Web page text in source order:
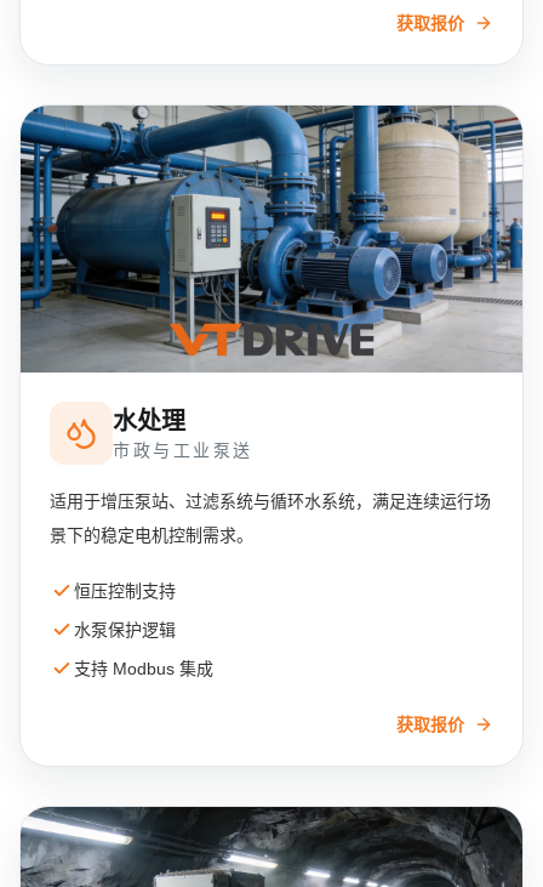
获取报价
水处理
市政与工业泵送
适用于增压泵站、过滤系统与循环水系统，满足连续运行场
景下的稳定电机控制需求。
恒压控制支持
水泵保护逻辑
支持 Modbus 集成
获取报价